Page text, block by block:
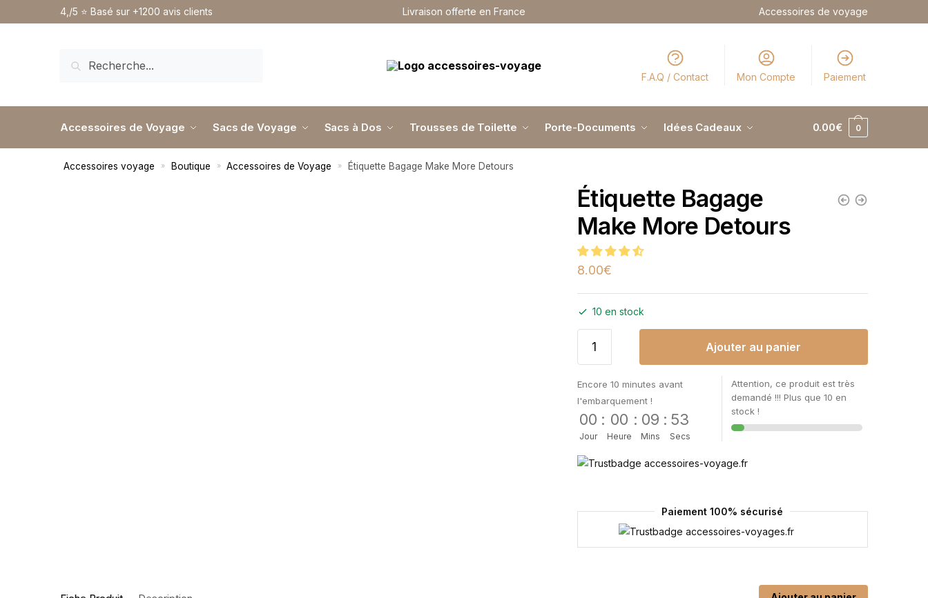
4,/5 ⭐️ Basé sur +1200 avis clients Livraison offerte en France Accessoires de voyage
F.A.Q / Contact Mon Compte Paiement
Accessoires de Voyage Sacs de Voyage Sacs à Dos Trousses de Toilette Porte-Documents Idées Cadeaux 0.00€ 0
Accessoires voyage » Boutique » Accessoires de Voyage » Étiquette Bagage Make More Detours
Étiquette Bagage
Make More Detours
8.00€
10 en stock
Ajouter au panier
Encore 10 minutes avant
l'embarquement !
00
Jour
: 00
Heure
: 09
Mins
: 52
Secs
Attention, ce produit est très
demandé !!! Plus que 10 en
stock !
Paiement 100% sécurisé